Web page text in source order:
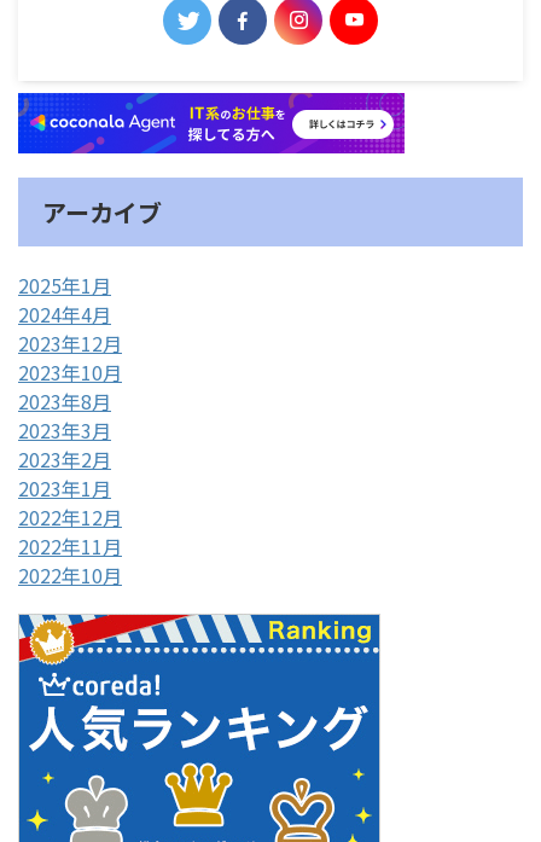
アーカイブ
2025年1月
2024年4月
2023年12月
2023年10月
2023年8月
2023年3月
2023年2月
2023年1月
2022年12月
2022年11月
2022年10月